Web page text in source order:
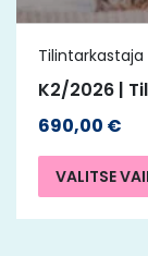
Tilintarkastaja
K2/2026 |
690,00 €
VALITSE